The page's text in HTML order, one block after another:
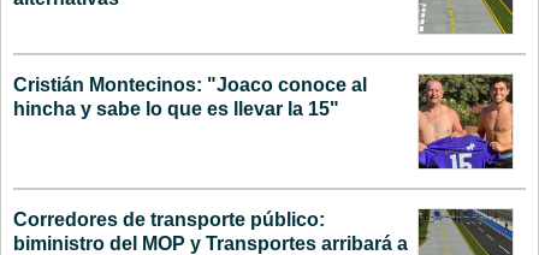
Cristián Montecinos: "Joaco conoce al
hincha y sabe lo que es llevar la 15"
Corredores de transporte público:
biministro del MOP y Transportes arribará a